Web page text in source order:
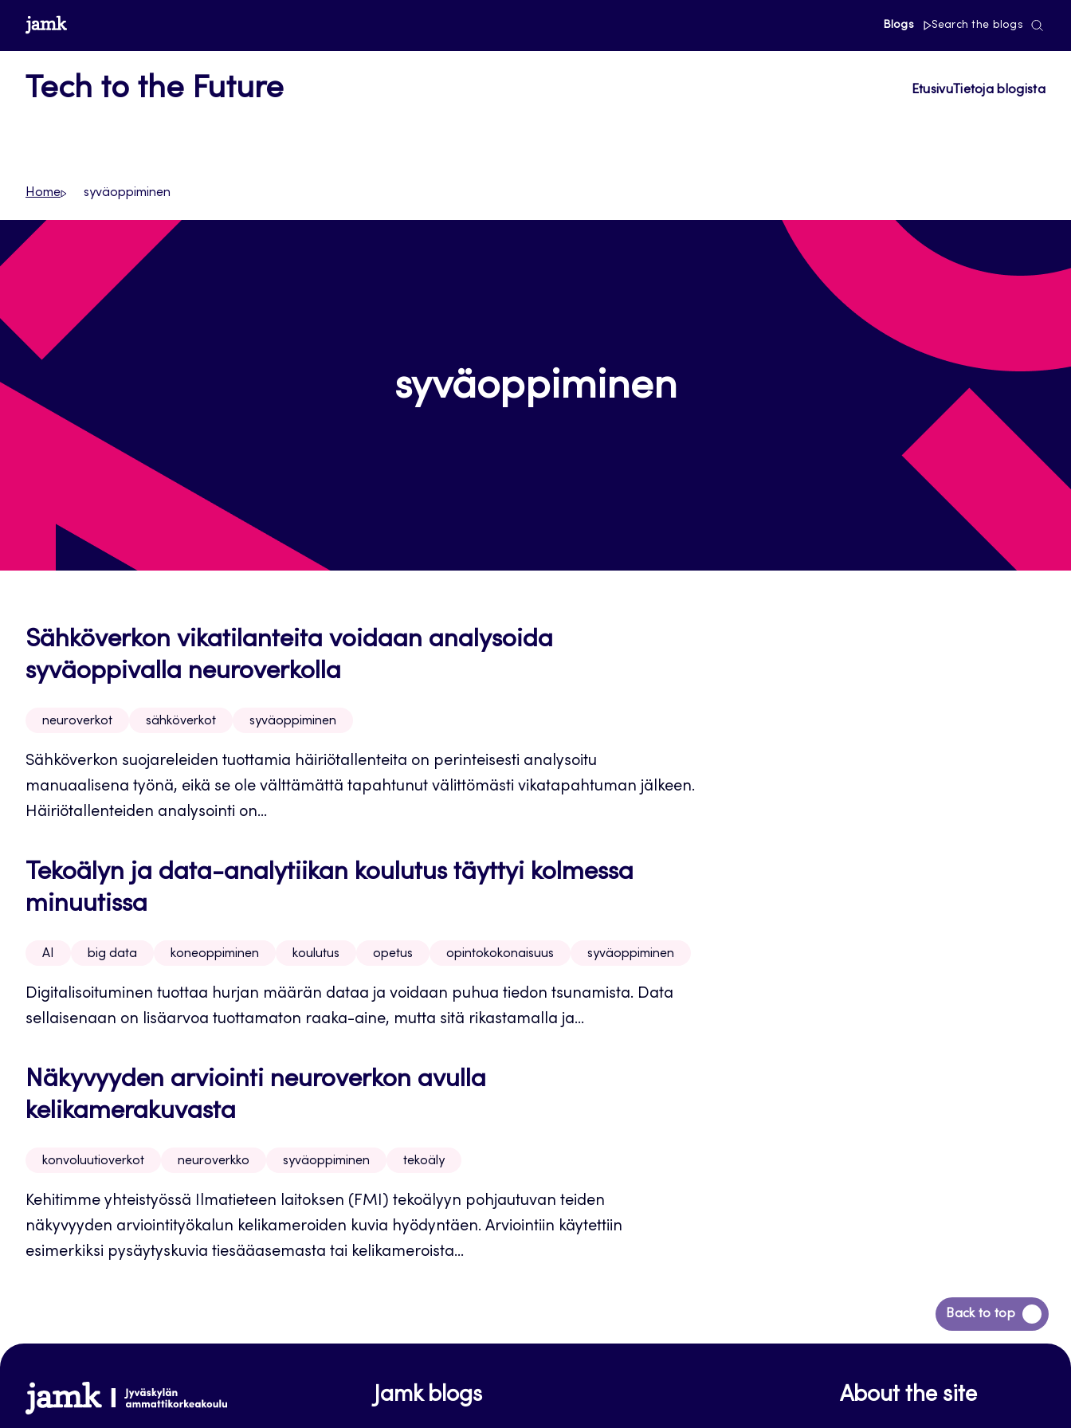
Siirrywww.jamk.fi Blogs Search the blogs
Tech to the Future EtusivuTietoja blogista
Home syväoppiminen
syväoppiminen
Sähköverkon vikatilanteita voidaan analysoida
syväoppivalla neuroverkolla
neuroverkot sähköverkot syväoppiminen
Sähköverkon suojareleiden tuottamia häiriötallenteita on perinteisesti analysoitu
manuaalisena työnä, eikä se ole välttämättä tapahtunut välittömästi vikatapahtuman jälkeen.
Häiriötallenteiden analysointi on...
Tekoälyn ja data-analytiikan koulutus täyttyi kolmessa
minuutissa
AI big data koneoppiminen koulutus opetus opintokokonaisuus syväoppiminen
Digitalisoituminen tuottaa hurjan määrän dataa ja voidaan puhua tiedon tsunamista. Data
sellaisenaan on lisäarvoa tuottamaton raaka-aine, mutta sitä rikastamalla ja...
Näkyvyyden arviointi neuroverkon avulla
kelikamerakuvasta
konvoluutioverkot neuroverkko syväoppiminen tekoäly
Kehitimme yhteistyössä Ilmatieteen laitoksen (FMI) tekoälyyn pohjautuvan teiden
näkyvyyden arviointityökalun kelikameroiden kuvia hyödyntäen. Arviointiin käytettiin
esimerkiksi pysäytyskuvia tiesääasemasta tai kelikameroista...
Back to top
Siirry
takaisin
www.jamk.fi Jamk blogs About the site